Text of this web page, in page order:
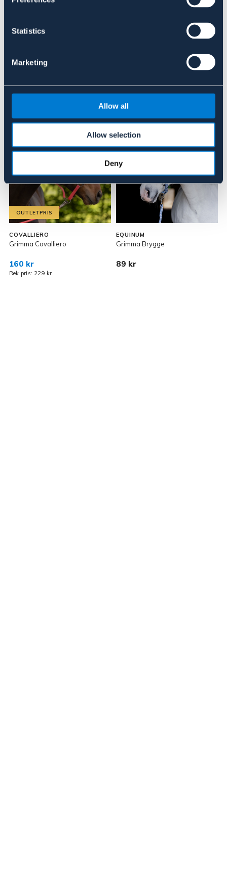
Statistics
Marketing
Allow all
Allow selection
Deny
Se lager i butik
Recensioner
Liknande produkter
OUTLETPRIS
COVALLIERO
Grimma Covalliero
160 kr
Rek pris: 229 kr
EQUINUM
Grimma Brygge
89 kr